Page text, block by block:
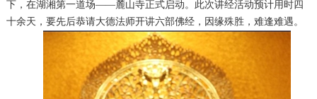
下，在湖湘第一道场——麓山寺正式启动。此次讲经活动预计用时四
十余天，要先后恭请大德法师开讲六部佛经，因缘殊胜，难逢难遇。